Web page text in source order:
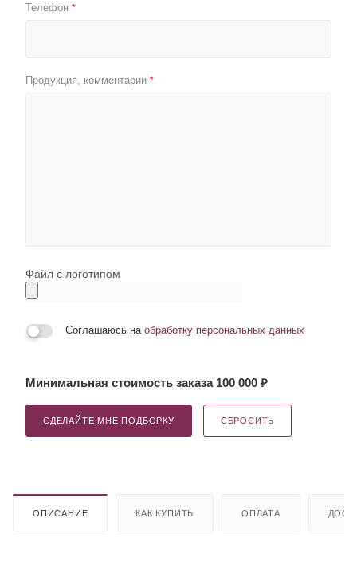
Телефон *
Продукция, комментарии *
Файл с логотипом
Соглашаюсь на обработку персональных данных
Минимальная стоимость заказа 100 000 ₽
СДЕЛАЙТЕ МНЕ ПОДБОРКУ СБРОСИТЬ
ОПИСАНИЕ КАК КУПИТЬ ОПЛАТА